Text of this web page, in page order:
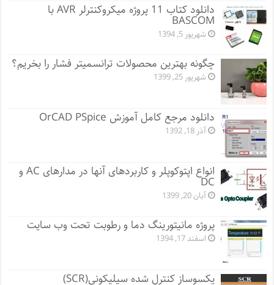
دانلود کتاب 11 پروژه میکروکنترلر AVR با
BASCOM
شهریور 5, 1394
چگونه بهترین محصولات ترانسمیتر فشار را بخریم؟
شهریور 25, 1399
دانلود مرجع کامل آموزش OrCAD PSpice
آذر 18, 1392
انواع اپتوکوپلر و کاربردهای آنها در مدارهای AC و
DC
آبان 20, 1399
پروژه مانيتورينگ دما و رطوبت تحت وب سایت
اسفند 17, 1394
یکسوساز کنترل شده سیلیکونی(SCR)